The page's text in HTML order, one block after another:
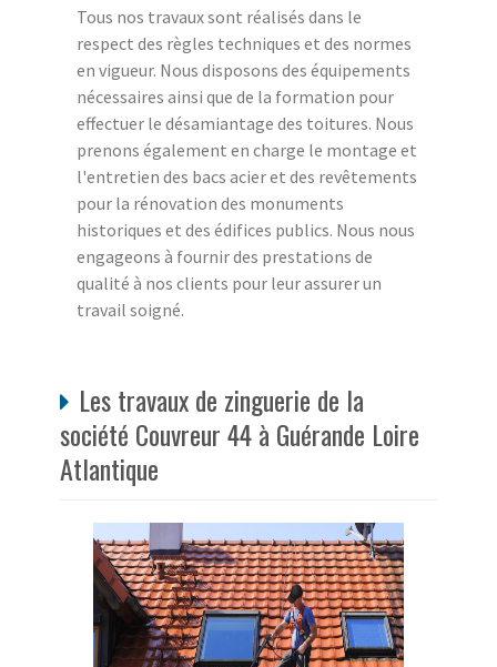
Tous nos travaux sont réalisés dans le
respect des règles techniques et des normes
en vigueur. Nous disposons des équipements
nécessaires ainsi que de la formation pour
effectuer le désamiantage des toitures. Nous
prenons également en charge le montage et
l'entretien des bacs acier et des revêtements
pour la rénovation des monuments
historiques et des édifices publics. Nous nous
engageons à fournir des prestations de
qualité à nos clients pour leur assurer un
travail soigné.
Les travaux de zinguerie de la
société Couvreur 44 à Guérande Loire
Atlantique